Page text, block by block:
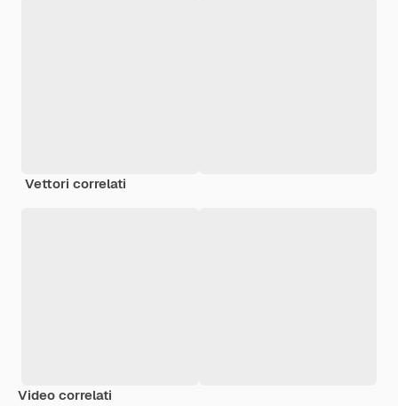
Vettori correlati
Video correlati